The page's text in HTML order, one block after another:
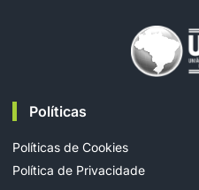
Políticas
Políticas de Cookies
Política de Privacidade